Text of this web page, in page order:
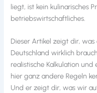
liegt, ist kein kulinarisches
betriebswirtschaftliches.
Dieser Artikel zeigt dir, was
Deutschland wirklich
realistische Kalkulation
hier ganz andere Regeln
Und er zeigt dir, was wir